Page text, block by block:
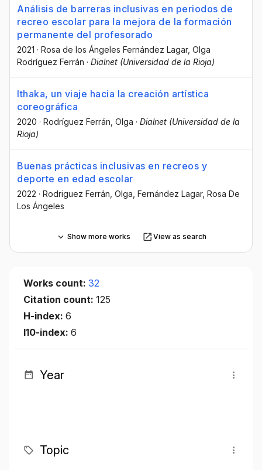
Análisis de barreras inclusivas en periodos de
recreo escolar para la mejora de la formación
permanente del profesorado
2021 · Rosa de los Ángeles Fernández Lagar, Olga
Rodríguez Ferrán · Dialnet (Universidad de la Rioja)
Ithaka, un viaje hacia la creación artística
coreográfica
2020 · Rodríguez Ferrán, Olga · Dialnet (Universidad de la
Rioja)
Buenas prácticas inclusivas en recreos y
deporte en edad escolar
2022 · Rodriguez Ferrán, Olga , Fernández Lagar, Rosa De
Los Ángeles
Show more works View as search
Works count: 32
Citation count: 125
H-index: 6
I10-index: 6
Year
Topic